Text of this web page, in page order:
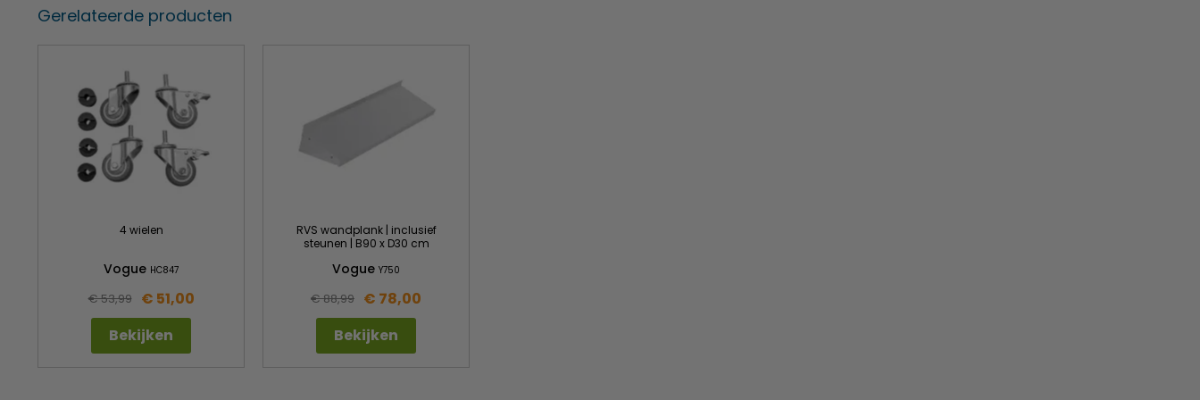
Gerelateerde producten
4 wielen
Vogue HC847
€ 53,99
€ 51,00
Bekijken
RVS wandplank | inclusief
steunen | B90 x D30 cm
Vogue Y750
€ 88,99 € 78,00
Bekijken